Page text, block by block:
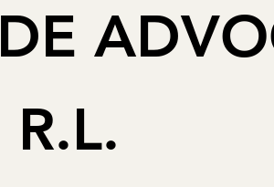
R.L.